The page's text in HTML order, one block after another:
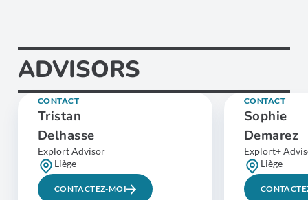
ADVISORS
CONTACT
Tristan
Delhasse
Explort Advisor
Liège
CONTACTEZ-MOI
CONTACT
Sophie
Demarez
Explort+
Liège